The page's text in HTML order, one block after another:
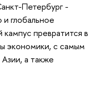
Петербург -
глобальное
превратится в
экономики, с самым
а также